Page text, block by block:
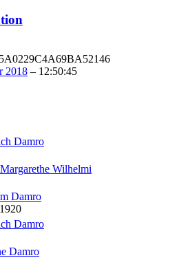
2018 – 12:50:45
Damro
Wilhelmi
Damro
1920
Damro
Damro